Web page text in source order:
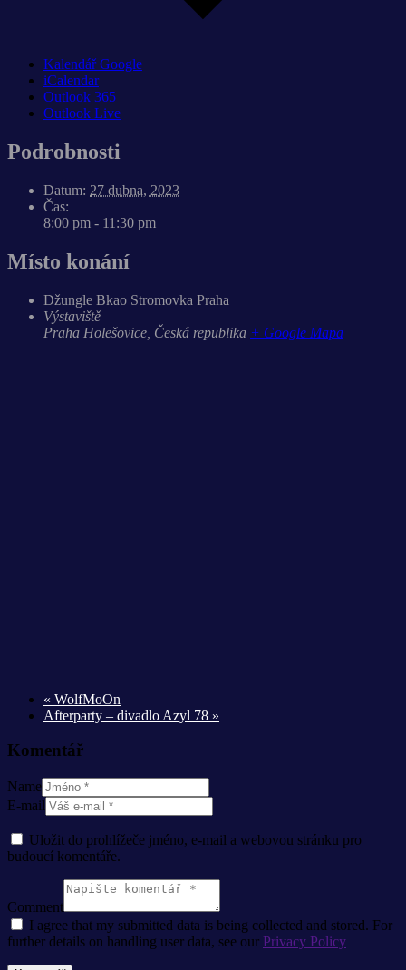
Kalendář Google
iCalendar
Outlook 365
Outlook Live
Podrobnosti
Datum: 27 dubna, 2023
Čas:
8:00 pm - 11:30 pm
Místo konání
Džungle Bkao Stromovka Praha
Výstaviště
Praha Holešovice Česká republika + Google Mapa
« WolfMoOn
Afterparty – divadlo Azyl 78 »
Komentář
Name
E-mail
Uložit do prohlížeče jméno, e-mail a webovou stránku pro
budoucí komentáře.
Comment
I agree that my submitted data is being collected and stored. For
further details on handling user data, see our Privacy Policy